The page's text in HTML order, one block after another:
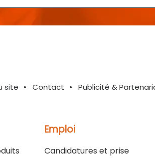
site Contact Publicité &
Emploi
Candidatures et prise